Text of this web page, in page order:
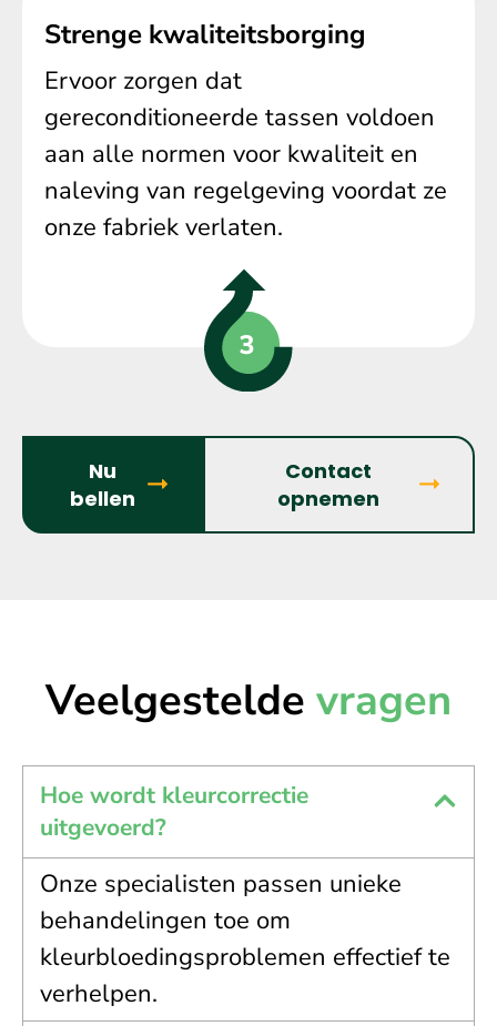
Strenge kwaliteitsborging
Ervoor zorgen dat
gereconditioneerde tassen voldoen
aan alle normen voor kwaliteit en
naleving van regelgeving voordat ze
onze fabriek verlaten.
Nu
bellen
Contact
opnemen
Veelgestelde vragen
Hoe wordt kleurcorrectie
uitgevoerd?
Onze specialisten passen unieke
behandelingen toe om
kleurbloedingsproblemen effectief te
verhelpen.